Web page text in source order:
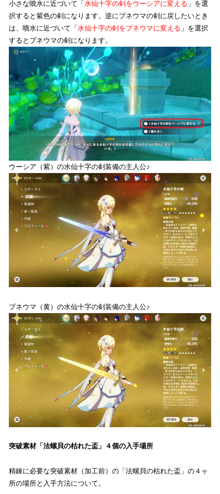
小さな噴水に近づいて「水仙十字の剣をウーシアに変える 」を選
択すると紫色の剣になります。逆にプネウマの剣に戻したいとき
は、噴水に近づいて「水仙十字の剣をプネウマに変える 」を選択
するとプネウマの剣になります。
ウーシア（紫）の水仙十字の剣装備の主人公♪
プネウマ（黄）の水仙十字の剣装備の主人公♪
突破素材「法螺貝の枯れた盃」４個の入手場所
精錬に必要な突破素材（加工前）の「法螺貝の枯れた盃」の４ヶ
所の場所と入手方法について。